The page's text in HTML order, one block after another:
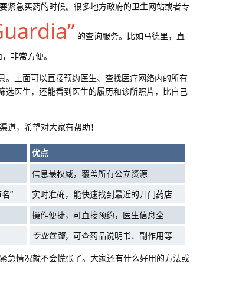
紧急买药的时候。很多地方政府的卫生网站或者专
的查询服务。比如马德里，直
非常方便。
。上面可以直接预约医生、查找医疗网络内的所有
选医生，还能看到医生的履历和诊所照片，比自己
，希望对大家有帮助！
优点
信息最权威，覆盖所有公立资源
”
实时准确，能快速找到最近的开门药店
操作便捷，可直接预约，医生信息全
专业性强，可查药品说明书、副作用等
急情况就不会慌张了。大家还有什么好用的方法或